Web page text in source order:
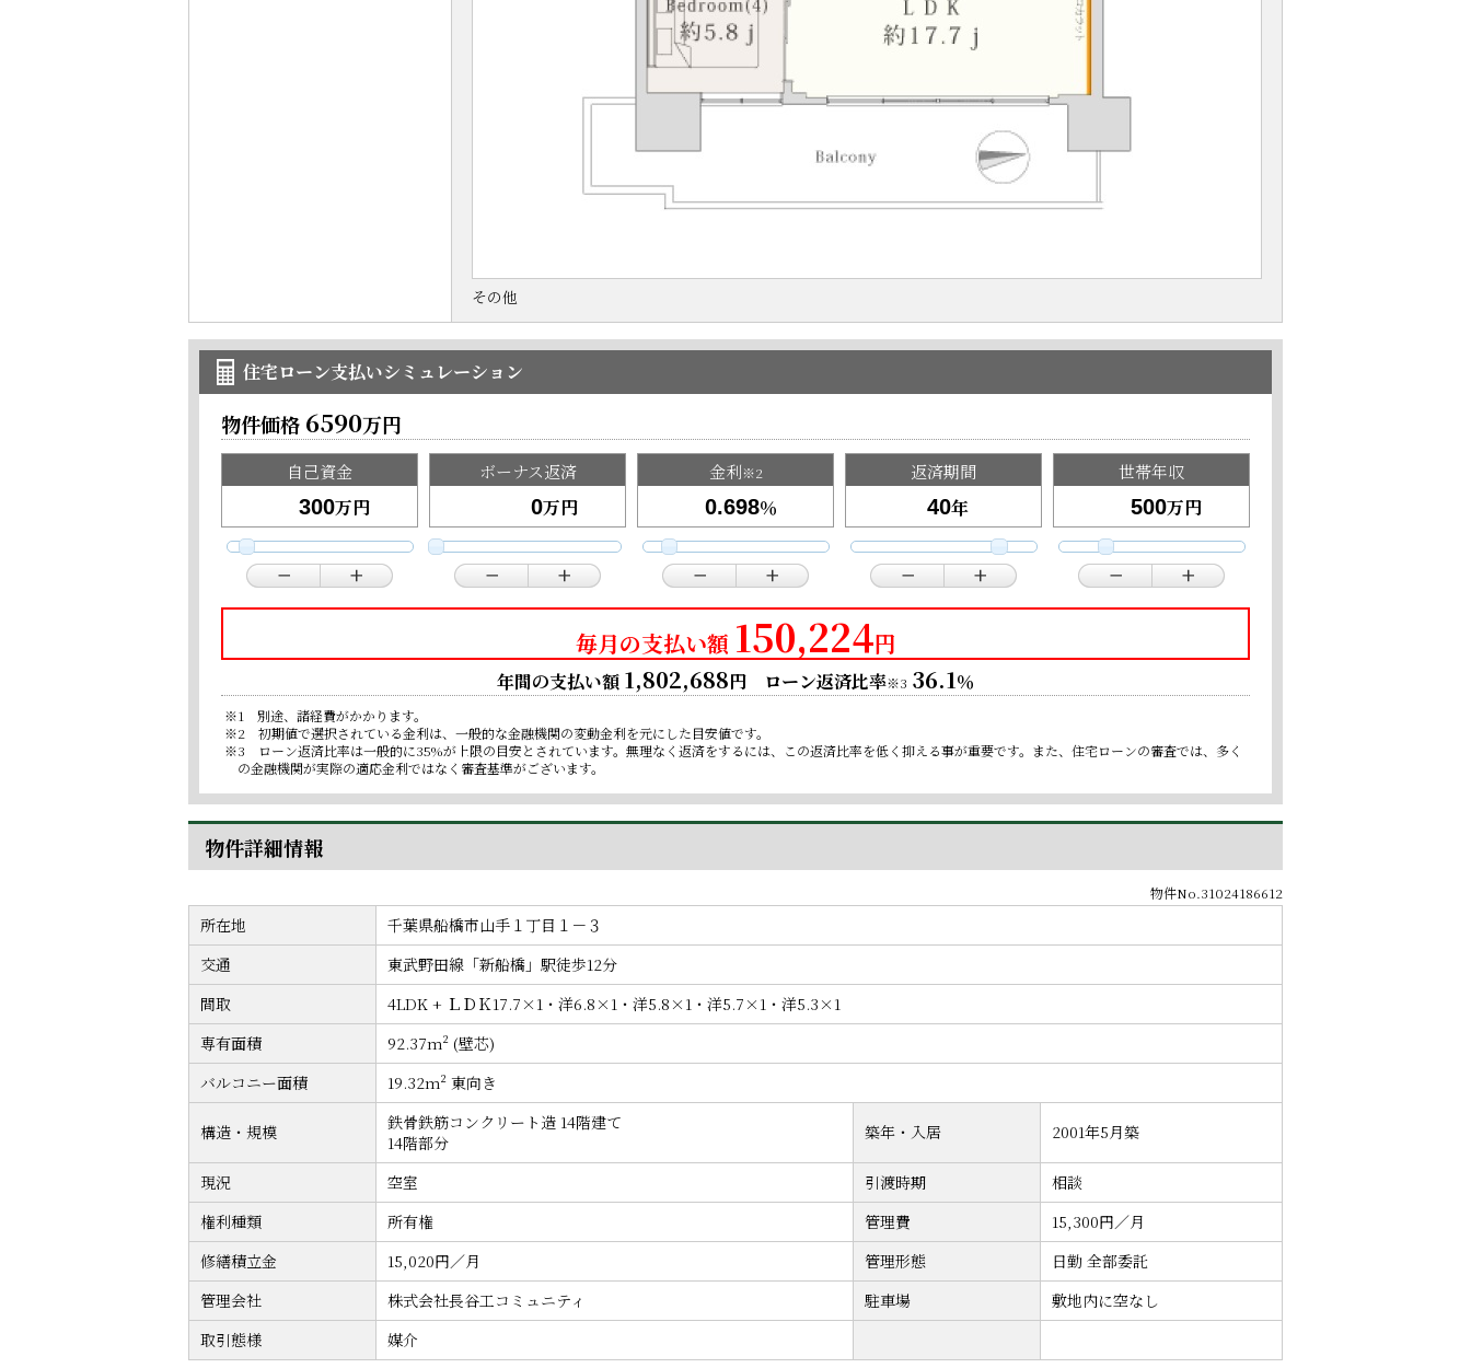
その他
住宅ローン支払いシミュレーション
物件価格 6590万円
自己資金
万円
ボーナス返済
万円
金利※2
％
返済期間
年
世帯年収
万円
毎月の支払い額 150,224円
年間の支払い額 1,802,688円 ローン返済比率※3 36.1％
※1 別途、諸経費がかかります。
※2 初期値で選択されている金利は、一般的な金融機関の変動金利を元にした目安値です。
※3 ローン返済比率は一般的に35%が上限の目安とされています。無理なく返済をするには、この返済比率を低く抑える事が重要です。また、住宅ローンの審査では、多く
の金融機関が実際の適応金利ではなく審査基準がございます。
物件詳細情報
物件No.31024186612
所在地
千葉県船橋市山手１丁目１－３
交通
東武野田線「新船橋」駅徒歩12分
間取
4LDK + ＬＤＫ17.7×1・洋6.8×1・洋5.8×1・洋5.7×1・洋5.3×1
専有面積
92.37m² (壁芯)
バルコニー面積
19.32m² 東向き
構造・規模
鉄骨鉄筋コンクリート造 14階建て
14階部分
築年・入居 2001年5月築
現況 空室 引渡時期
相談
権利種類
所有権 管理費
15,300円／月
修繕積立金
15,020円／月 管理形態
日勤 全部委託
管理会社
株式会社長谷工コミュニティ 駐車場
敷地内に空なし
取引態様
媒介